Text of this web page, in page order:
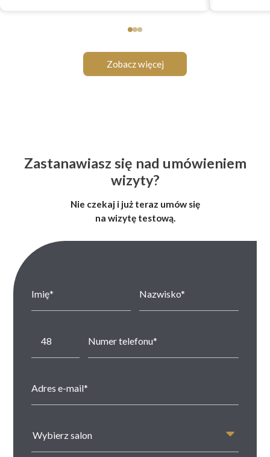
Zobacz więcej
Zastanawiasz się nad umówieniem
wizyty?
Nie czekaj i już teraz umów się
na wizytę testową.
Wybierz salon